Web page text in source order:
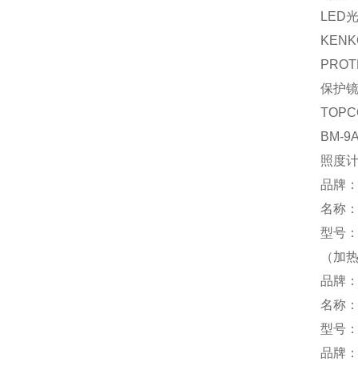
LED
保护
BM-
照度计
品牌
名称
型号
（加
品牌
名称
型号
品牌